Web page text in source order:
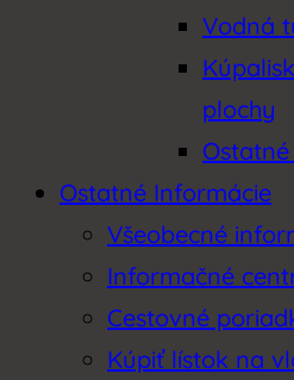
Vodná
plochy
Ostatné Informácie
Všeobecné
Informačné
Cestovné
Kúpiť lístok na